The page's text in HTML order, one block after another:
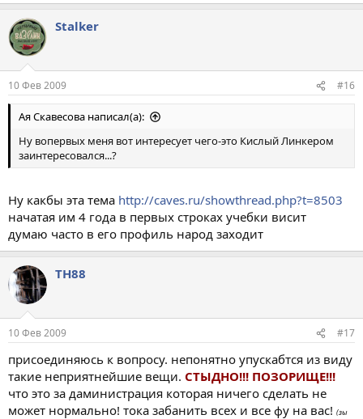
Stalkеr
10 Фев 2009 #16
Ая Скавесова написал(а):
Ну вопервых меня вот интересует чего-это Кислый Линкером
заинтересовался...?
Ну какбы эта тема http://caves.ru/showthread.php?t=8503
начатая им 4 года в первых строках учебки висит
думаю часто в его профиль народ заходит
TH88
10 Фев 2009 #17
присоединяюсь к вопросу. непонятно упускабтся из виду
такие неприятнейшие вещи. СТЫДНО!!! ПОЗОРИЩЕ!!!
что это за даминистрация которая ничего сделать не
может нормально! тока забанить всех и все фу на вас! (зы